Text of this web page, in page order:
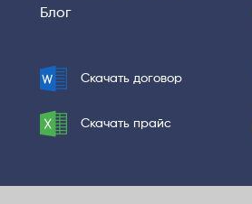
Блог
Скачать договор
Скачать прайс